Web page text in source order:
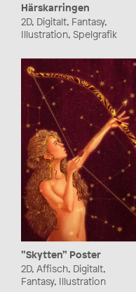
Härskarringen
2D, Digitalt, Fantasy,
Illustration, Spelgrafik
”Skytten” Poster
2D, Affisch, Digitalt,
Fantasy, Illustration